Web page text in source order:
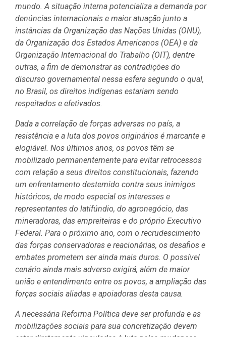
mundo. A situação interna potencializa a demanda por
denúncias internacionais e maior atuação junto a
instâncias da Organização das Nações Unidas (ONU),
da Organização dos Estados Americanos (OEA) e da
Organização Internacional do Trabalho (OIT), dentre
outras, a fim de demonstrar as contradições do
discurso governamental nessa esfera segundo o qual,
no Brasil, os direitos indígenas estariam sendo
respeitados e efetivados.
Dada a correlação de forças adversas no país, a
resistência e a luta dos povos originários é marcante e
elogiável. Nos últimos anos, os povos têm se
mobilizado permanentemente para evitar retrocessos
com relação a seus direitos constitucionais, fazendo
um enfrentamento destemido contra seus inimigos
históricos, de modo especial os interesses e
representantes do latifúndio, do agronegócio, das
mineradoras, das empreiteiras e do próprio Executivo
Federal. Para o próximo ano, com o recrudescimento
das forças conservadoras e reacionárias, os desafios e
embates prometem ser ainda mais duros. O possível
cenário ainda mais adverso exigirá, além de maior
união e entendimento entre os povos, a ampliação das
forças sociais aliadas e apoiadoras desta causa.
A necessária Reforma Política deve ser profunda e as
mobilizações sociais para sua concretização devem